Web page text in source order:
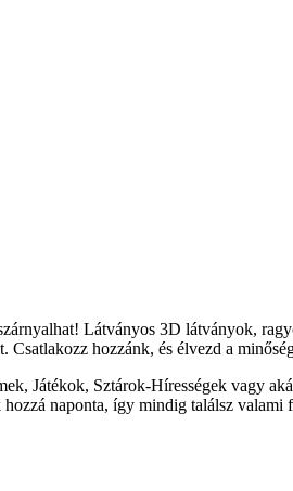
Látványos 3D látványok,
Csatlakozz hozzánk, és élvezd a
Játékok, Sztárok-Hírességek vagy
naponta, így mindig találsz